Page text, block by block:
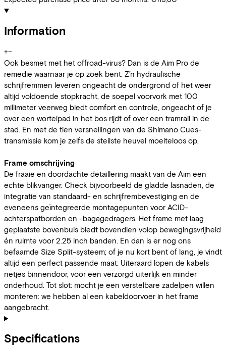
Information
+−
Ook besmet met het offroad-virus? Dan is de Aim Pro de
remedie waarnaar je op zoek bent. Z’n hydraulische
schrijfremmen leveren ongeacht de ondergrond of het weer
altijd voldoende stopkracht, de soepel voorvork met 100
millimeter veerweg biedt comfort en controle, ongeacht of je
over een wortelpad in het bos rijdt of over een tramrail in de
stad. En met de tien versnellingen van de Shimano Cues-
transmissie kom je zelfs de steilste heuvel moeiteloos op.
Frame omschrijving
De fraaie en doordachte detaillering maakt van de Aim een
echte blikvanger. Check bijvoorbeeld de gladde lasnaden, de
integratie van standaard- en schrijfrembevestiging en de
eveneens geïntegreerde montagepunten voor ACID-
achterspatborden en -bagagedragers. Het frame met laag
geplaatste bovenbuis biedt bovendien volop bewegingsvrijheid
én ruimte voor 2.25 inch banden. En dan is er nog ons
befaamde Size Split-systeem; of je nu kort bent of lang, je vindt
altijd een perfect passende maat. Uiteraard lopen de kabels
netjes binnendoor, voor een verzorgd uiterlijk en minder
onderhoud. Tot slot: mocht je een verstelbare zadelpen willen
monteren: we hebben al een kabeldoorvoer in het frame
aangebracht.
Specifications